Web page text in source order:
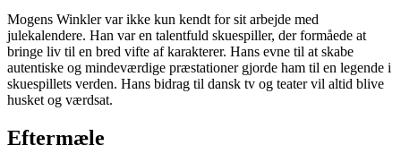
Mogens Winkler var ikke kun kendt for sit arbejde med
julekalendere. Han var en talentfuld skuespiller, der formåede at
bringe liv til en bred vifte af karakterer. Hans evne til at skabe
autentiske og mindeværdige præstationer gjorde ham til en legende i
skuespillets verden. Hans bidrag til dansk tv og teater vil altid blive
husket og værdsat.
Eftermæle